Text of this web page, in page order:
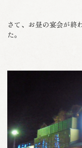
さて、お昼の宴会が終
た。